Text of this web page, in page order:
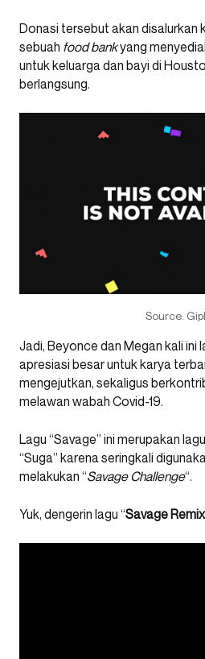
Donasi tersebut akan disalurkan
sebuah food bankyang
untuk keluarga dan bayi di
berlangsung.
Source:
Jadi, Beyonce dan Megan kali ini
apresiasi besar untuk karya
mengejutkan, sekaligus
melawan wabah Covid-19.
Lagu “Savage” ini merupakan
“Suga” karena seringkali
melakukan “Savage Challenge“.
Yuk, dengerin lagu “Savage Remix